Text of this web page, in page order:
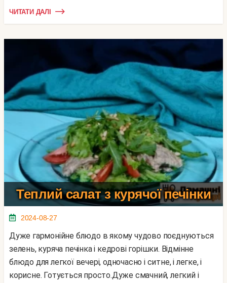
ЧИТАТИ ДАЛІ
Теплий салат з курячої печінки
2024-08-27
Дуже гармонійне блюдо в якому чудово поєднуються
зелень, куряча печінка і кедрові горішки. Відмінне
блюдо для легкої вечері, одночасно і ситне, і легке, і
корисне. Готується просто.Дуже смачний, легкий і